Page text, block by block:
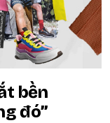
bền
đó”